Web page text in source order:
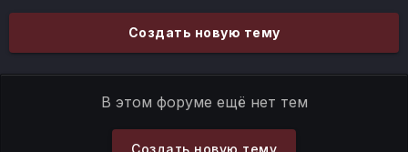
Создать новую тему
В этом форуме ещё нет тем
Создать новую тему